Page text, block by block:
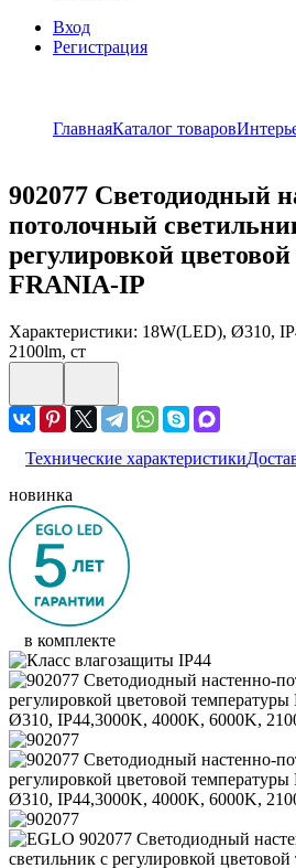
Вход
Регистрация
ГлавнаяКаталог товаров
902077 Светодиодный
потолочный
регулировкой
FRANIA-IP
Характеристики: 18W(LED), Ø310,
2100lm, ст
Технические характеристики
новинка
в комплекте